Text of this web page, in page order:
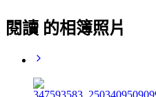
閱讀 的相簿照片